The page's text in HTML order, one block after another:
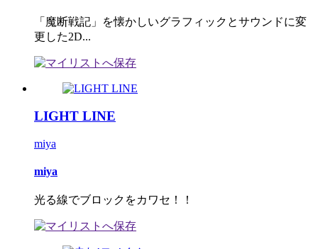
「魔断戦記」を懐かしいグラフィックとサウンドに変
更した2D...
LIGHT LINE
miya
miya
光る線でブロックをカワセ！！